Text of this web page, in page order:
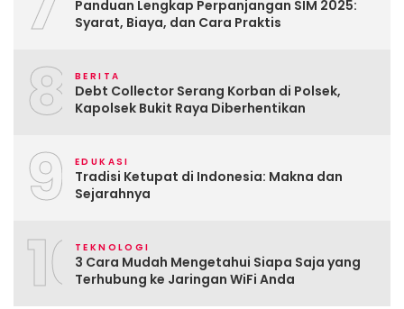
Panduan Lengkap Perpanjangan SIM 2025:
Syarat, Biaya, dan Cara Praktis
8 BERITA
Debt Collector Serang Korban di Polsek,
Kapolsek Bukit Raya Diberhentikan
9 EDUKASI
Tradisi Ketupat di Indonesia: Makna dan
Sejarahnya
10TEKNOLOGI
3 Cara Mudah Mengetahui Siapa Saja yang
Terhubung ke Jaringan WiFi Anda